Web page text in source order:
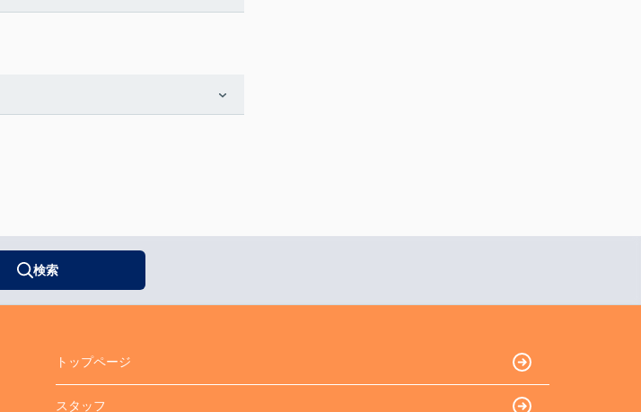
検索
トップページ
スタッフ